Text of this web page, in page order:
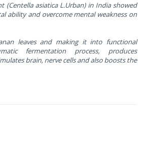
(Centella asiatica L.Urban) in India showed
ability and overcome mental weakness on
leaves and making it into functional
fermentation process, produces
brain, nerve cells and also boosts the